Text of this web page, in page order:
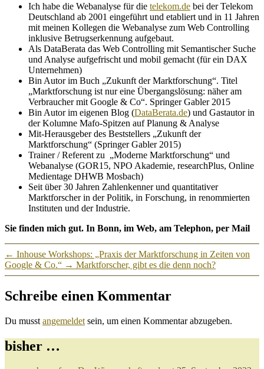
Ich habe die Webanalyse für die telekom.de bei der Telekom
Deutschland ab 2001 eingeführt und etabliert und in 11 Jahren
mit meinen Kollegen die Webanalyse zum Web Controlling
inklusive Betrugserkennung aufgebaut.
Als DataBerata das Web Controlling mit Semantischer Suche
und Analyse aufgefrischt und mobil gemacht (für ein DAX
Unternehmen)
Bin Autor im Buch „Zukunft der Marktforschung“. Titel
„Marktforschung ist nur eine Übergangslösung: näher am
Verbraucher mit Google & Co“. Springer Gabler 2015
Bin Autor im eigenen Blog (DataBerata.de) und Gastautor in
der Kolumne Mafo-Spitzen auf Planung & Analyse
Mit-Herausgeber des Beststellers „Zukunft der
Marktforschung“ (Springer Gabler 2015)
Trainer / Referent zu „Moderne Marktforschung“ und
Webanalyse (GOR15, NPO Akademie, researchPlus, Online
Medientage DHWB Mosbach)
Seit über 30 Jahren Zahlenkenner und quantitativer
Marktforscher in der Politik, in Forschung, in renommierten
Instituten und der Industrie.
Sie finden mich gut. In Bonn, im Web, am Telephon, per Mail
← Inhouse Workshops: „Praxis der Marktforschung in Zeiten von
Google & Co.“ → Marktforscher, gibt es die denn noch?
Schreibe einen Kommentar
Du musst angemeldet sein, um einen Kommentar abzugeben.
bisher …